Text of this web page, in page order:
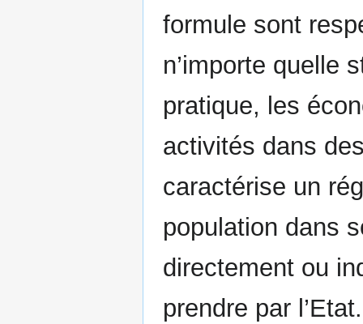
formule sont
n’importe quelle
pratique, les
activités dans
caractérise un
population dans
directement ou
prendre par